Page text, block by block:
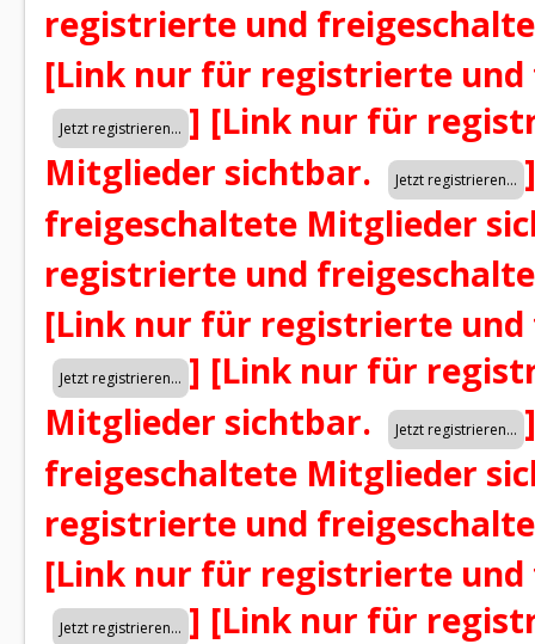
registrierte und
[Link nur für registrierte
] [Link nur für
Mitglieder sichtbar.
]
freigeschaltete Mitglieder
registrierte und
[Link nur für registrierte
] [Link nur für
Mitglieder sichtbar.
]
freigeschaltete Mitglieder
registrierte und
[Link nur für registrierte
] [Link nur für